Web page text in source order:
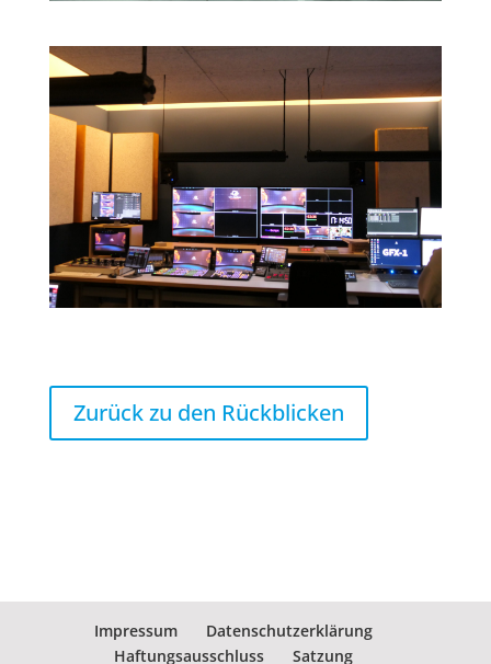
Zurück zu den Rückblicken
Impressum
Datenschutzerklärung
Haftungsausschluss
Satzung